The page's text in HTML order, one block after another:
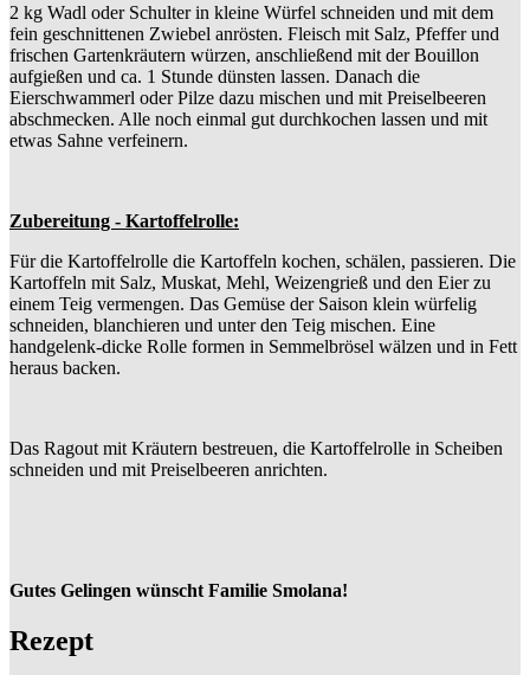
2 kg Wadl oder Schulter in kleine Würfel schneiden und mit dem
fein geschnittenen Zwiebel anrösten. Fleisch mit Salz, Pfeffer und
frischen Gartenkräutern würzen, anschließend mit der Bouillon
aufgießen und ca. 1 Stunde dünsten lassen. Danach die
Eierschwammerl oder Pilze dazu mischen und mit Preiselbeeren
abschmecken. Alle noch einmal gut durchkochen lassen und mit
etwas Sahne verfeinern.
Zubereitung - Kartoffelrolle:
Für die Kartoffelrolle die Kartoffeln kochen, schälen, passieren. Die
Kartoffeln mit Salz, Muskat, Mehl, Weizengrieß und den Eier zu
einem Teig vermengen. Das Gemüse der Saison klein würfelig
schneiden, blanchieren und unter den Teig mischen. Eine
handgelenk-dicke Rolle formen in Semmelbrösel wälzen und in Fett
heraus backen.
Das Ragout mit Kräutern bestreuen, die Kartoffelrolle in Scheiben
schneiden und mit Preiselbeeren anrichten.
Gutes Gelingen wünscht Familie Smolana!
Rezept